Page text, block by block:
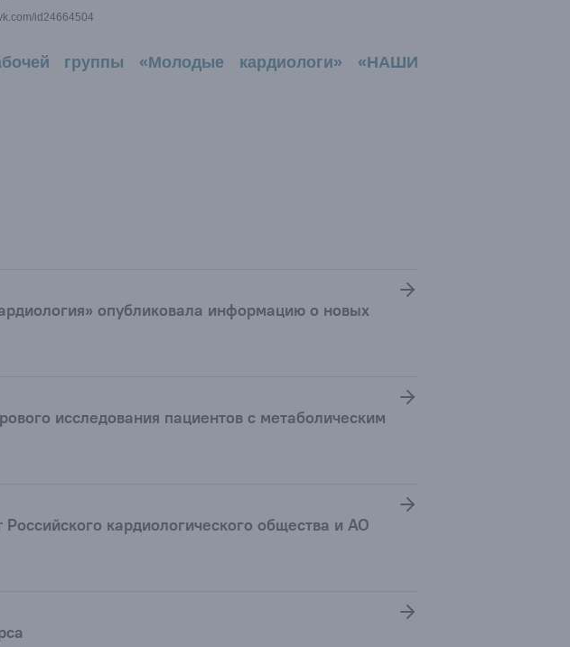
id24664504
группы «Молодые кардиологи» «НАШИ
опубликовала информацию о новых
исследования пациентов с метаболическим
кардиологического общества и АО